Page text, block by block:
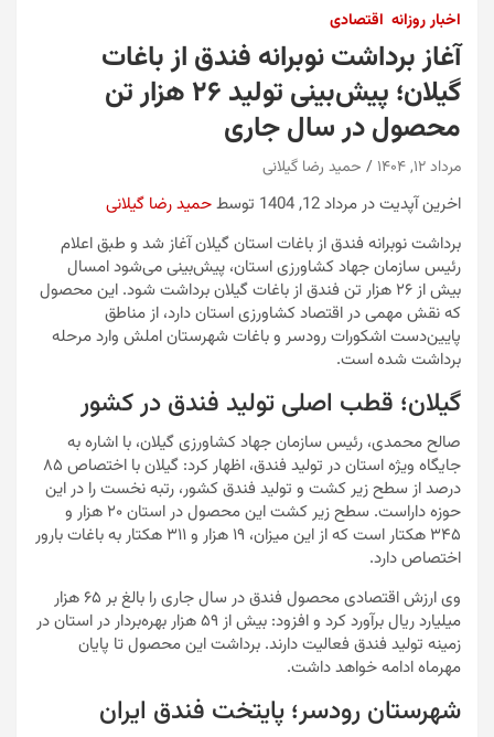
اخبار روزانه اقتصادی
آغاز برداشت نوبرانه فندق از باغات
گیلان؛ پیش‌بینی تولید ۲۶ هزار تن
محصول در سال جاری
مرداد ۱۲, ۱۴۰۴ حمید رضا گیلانی
اخرین آپدیت در مرداد 12, 1404 توسط
حمید رضا گیلانی
برداشت نوبرانه فندق از باغات استان گیلان آغاز شد و طبق اعلام
رئیس سازمان جهاد کشاورزی استان، پیش‌بینی می‌شود امسال
بیش از ۲۶ هزار تن فندق از باغات گیلان برداشت شود. این محصول
که نقش مهمی در اقتصاد کشاورزی استان دارد، از مناطق
پایین‌دست اشکورات رودسر و باغات شهرستان املش وارد مرحله
برداشت شده است.
گیلان؛ قطب اصلی تولید فندق در کشور
صالح محمدی، رئیس سازمان جهاد کشاورزی گیلان، با اشاره به
جایگاه ویژه استان در تولید فندق، اظهار کرد: گیلان با اختصاص ۸۵
درصد از سطح زیر کشت و تولید فندق کشور، رتبه نخست را در این
حوزه داراست. سطح زیر کشت این محصول در استان ۲۰ هزار و
۳۴۵ هکتار است که از این میزان، ۱۹ هزار و ۳۱۱ هکتار به باغات بارور
اختصاص دارد.
وی ارزش اقتصادی محصول فندق در سال جاری را بالغ بر ۶۵ هزار
میلیارد ریال برآورد کرد و افزود: بیش از ۵۹ هزار بهره‌بردار در استان در
زمینه تولید فندق فعالیت دارند. برداشت این محصول تا پایان
مهرماه ادامه خواهد داشت.
شهرستان رودسر؛ پایتخت فندق ایران